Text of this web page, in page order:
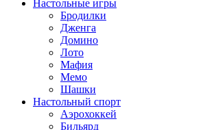
Настольные игры
Бродилки
Дженга
Домино
Лото
Мафия
Мемо
Шашки
Настольный спорт
Аэрохоккей
Бильярд